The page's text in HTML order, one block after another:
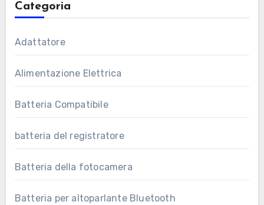
Categoria
Adattatore
Alimentazione Elettrica
Batteria Compatibile
batteria del registratore
Batteria della fotocamera
Batteria per altoparlante Bluetooth